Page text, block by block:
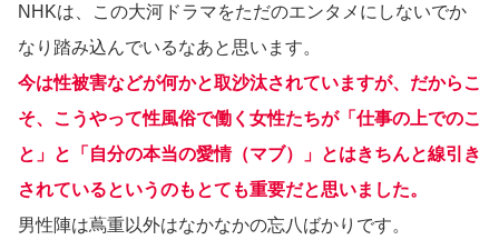
NHKは、この大河ドラマをただのエンタメにしないでか
なり踏み込んでいるなあと思います。
今は性被害などが何かと取沙汰されていますが、だからこ
そ、こうやって性風俗で働く女性たちが「仕事の上でのこ
と」と「自分の本当の愛情（マブ）」とはきちんと線引き
されているというのもとても重要だと思いました。
男性陣は蔦重以外はなかなかの忘八ばかりです。